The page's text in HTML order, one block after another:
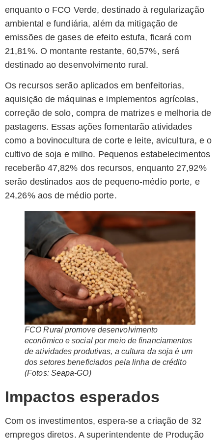
enquanto o FCO Verde, destinado à regularização
ambiental e fundiária, além da mitigação de
emissões de gases de efeito estufa, ficará com
21,81%. O montante restante, 60,57%, será
destinado ao desenvolvimento rural.
Os recursos serão aplicados em benfeitorias,
aquisição de máquinas e implementos agrícolas,
correção de solo, compra de matrizes e melhoria de
pastagens. Essas ações fomentarão atividades
como a bovinocultura de corte e leite, avicultura, e o
cultivo de soja e milho. Pequenos estabelecimentos
receberão 47,82% dos recursos, enquanto 27,92%
serão destinados aos de pequeno-médio porte, e
24,26% aos de médio porte.
FCO Rural promove desenvolvimento
econômico e social por meio de financiamentos
de atividades produtivas, a cultura da soja é um
dos setores beneficiados pela linha de crédito
(Fotos: Seapa-GO)
Impactos esperados
Com os investimentos, espera-se a criação de 32
empregos diretos. A superintendente de Produção